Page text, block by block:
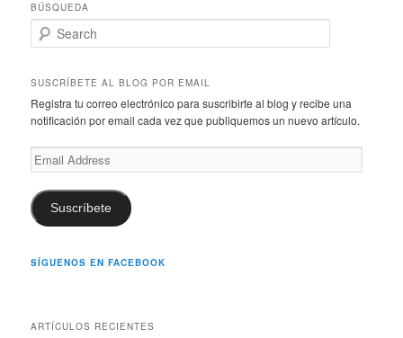
BÚSQUEDA
e
r
h
SUSCRÍBETE AL BLOG POR EMAIL
Registra tu correo electrónico para suscribirte al blog y recibe una
notificación por email cada vez que publiquemos un nuevo artículo.
Email
Address
Suscríbete
SÍGUENOS EN FACEBOOK
ARTÍCULOS RECIENTES